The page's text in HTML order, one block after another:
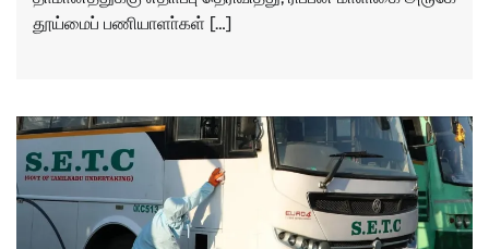
தூய்மைப் பணியாளா்கள் […]